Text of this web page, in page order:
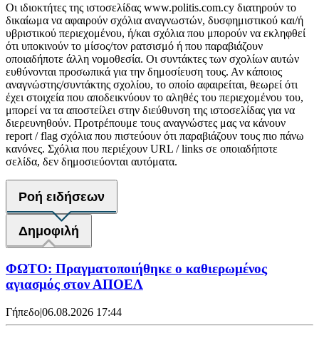
Οι ιδιοκτήτες της ιστοσελίδας www.politis.com.cy διατηρούν το
δικαίωμα να αφαιρούν σχόλια αναγνωστών, δυσφημιστικού και/ή
υβριστικού περιεχομένου, ή/και σχόλια που μπορούν να εκληφθεί
ότι υποκινούν το μίσος/τον ρατσισμό ή που παραβιάζουν
οποιαδήποτε άλλη νομοθεσία. Οι συντάκτες των σχολίων αυτών
ευθύνονται προσωπικά για την δημοσίευση τους. Αν κάποιος
αναγνώστης/συντάκτης σχολίου, το οποίο αφαιρείται, θεωρεί ότι
έχει στοιχεία που αποδεικνύουν το αληθές του περιεχομένου του,
μπορεί να τα αποστείλει στην διεύθυνση της ιστοσελίδας για να
διερευνηθούν. Προτρέπουμε τους αναγνώστες μας να κάνουν
report / flag σχόλια που πιστεύουν ότι παραβιάζουν τους πιο πάνω
κανόνες. Σχόλια που περιέχουν URL / links σε οποιαδήποτε
σελίδα, δεν δημοσιεύονται αυτόματα.
Ροή ειδήσεων
Δημοφιλή
ΦΩΤΟ: Πραγματοποιήθηκε ο καθιερωμένος
αγιασμός στον ΑΠΟΕΛ
Γήπεδο|06.08.2026 17:44